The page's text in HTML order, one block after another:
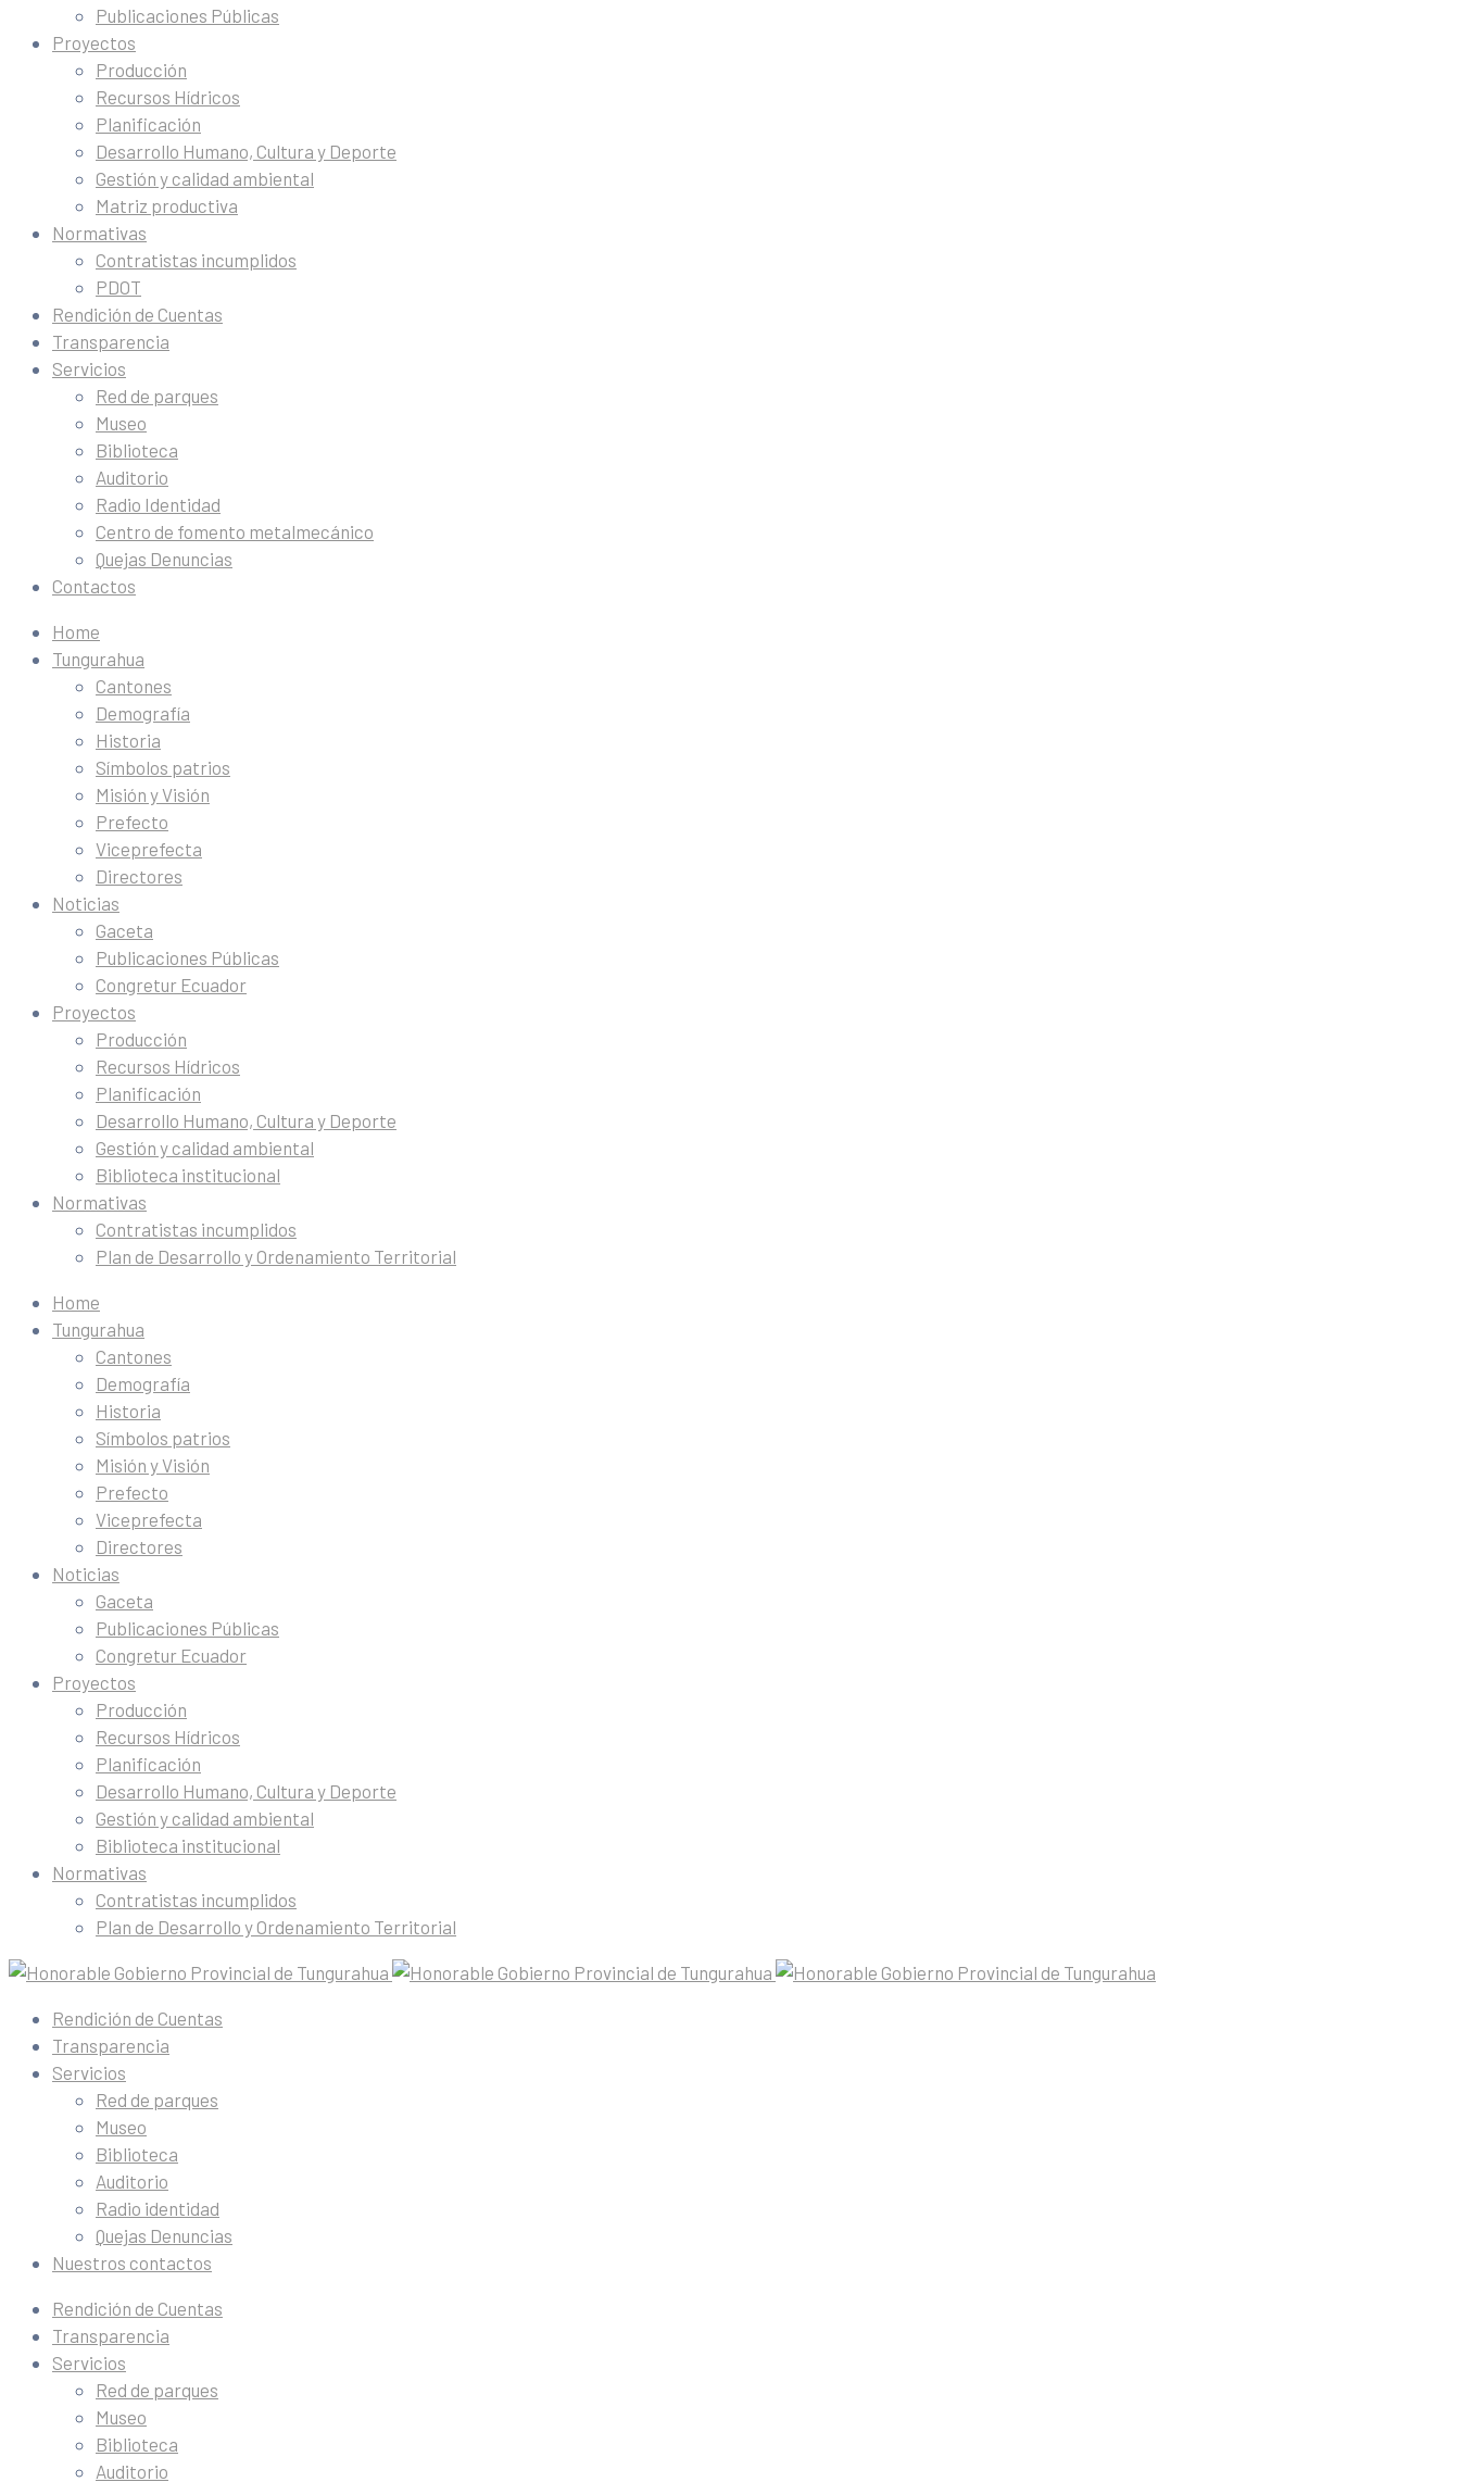
Publicaciones Públicas
Proyectos
Producción
Recursos Hídricos
Planificación
Desarrollo Humano, Cultura y Deporte
Gestión y calidad ambiental
Matriz productiva
Normativas
Contratistas incumplidos
PDOT
Rendición de Cuentas
Transparencia
Servicios
Red de parques
Museo
Biblioteca
Auditorio
Radio Identidad
Centro de fomento metalmecánico
Quejas Denuncias
Contactos
Home
Tungurahua
Cantones
Demografía
Historia
Símbolos patrios
Misión y Visión
Prefecto
Viceprefecta
Directores
Noticias
Gaceta
Publicaciones Públicas
Congretur Ecuador
Proyectos
Producción
Recursos Hídricos
Planificación
Desarrollo Humano, Cultura y Deporte
Gestión y calidad ambiental
Biblioteca institucional
Normativas
Contratistas incumplidos
Plan de Desarrollo y Ordenamiento Territorial
Home
Tungurahua
Cantones
Demografía
Historia
Símbolos patrios
Misión y Visión
Prefecto
Viceprefecta
Directores
Noticias
Gaceta
Publicaciones Públicas
Congretur Ecuador
Proyectos
Producción
Recursos Hídricos
Planificación
Desarrollo Humano, Cultura y Deporte
Gestión y calidad ambiental
Biblioteca institucional
Normativas
Contratistas incumplidos
Plan de Desarrollo y Ordenamiento Territorial
Rendición de Cuentas
Transparencia
Servicios
Red de parques
Museo
Biblioteca
Auditorio
Radio identidad
Quejas Denuncias
Nuestros contactos
Rendición de Cuentas
Transparencia
Servicios
Red de parques
Museo
Biblioteca
Auditorio